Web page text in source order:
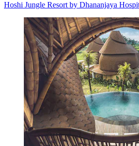
Hoshi Jungle Resort by Dhananjaya